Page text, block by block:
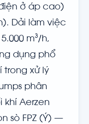
ở áp cao)
Dải làm việc
m³/h,
dụng phổ
trong xử lý
phân
khí Aerzen
sò FPZ (Ý) —